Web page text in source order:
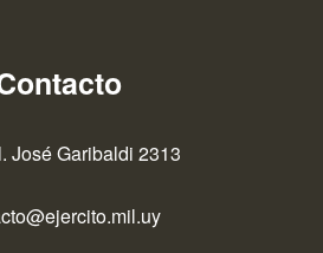
José Garibaldi 2313